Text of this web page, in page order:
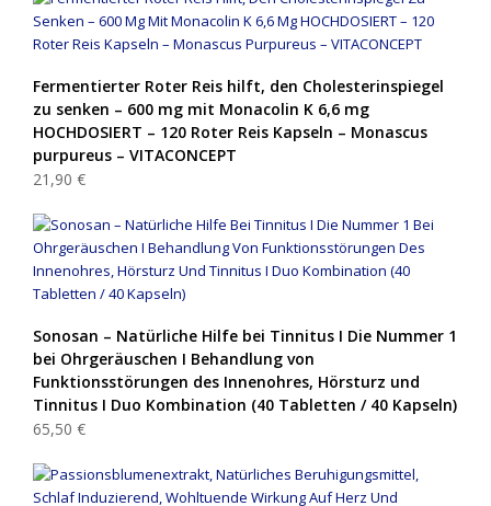
Fermentierter Roter Reis hilft, den Cholesterinspiegel
zu senken – 600 mg mit Monacolin K 6,6 mg
HOCHDOSIERT – 120 Roter Reis Kapseln – Monascus
purpureus – VITACONCEPT
21,90 €
Sonosan – Natürliche Hilfe bei Tinnitus I Die Nummer 1
bei Ohrgeräuschen I Behandlung von
Funktionsstörungen des Innenohres, Hörsturz und
Tinnitus I Duo Kombination (40 Tabletten / 40 Kapseln)
65,50 €